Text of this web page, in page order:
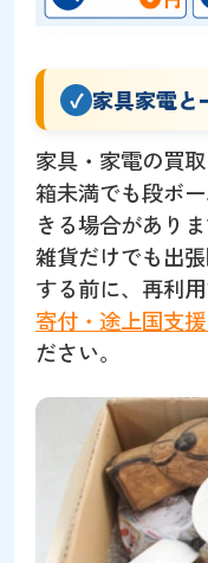
家具家電と
家具・家電の買
箱未満でも段ボ
きる場合があり
雑貨だけでも出
する前に、再利
寄付・途上国支
ださい。